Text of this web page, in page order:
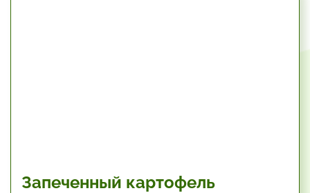
Запеченный картофель